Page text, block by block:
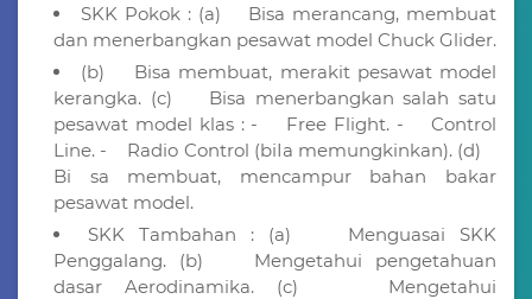
SKK Pokok : (a) Bisa merancang, membuat
dan menerbangkan pesawat model Chuck Glider.
(b) Bisa membuat, merakit pesawat model
kerangka. (c) Bisa menerbangkan salah satu
pesawat model klas : - Free Flight. - Control
Line. - Radio Control (biIa memungkinkan). (d)
Bi sa membuat, mencampur bahan bakar
pesawat model.
SKK Tambahan : (a) Menguasai SKK
Penggalang. (b) Mengetahui pengetahuan
dasar Aerodinamika. (c) Mengetahui